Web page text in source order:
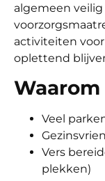
algemeen
activiteiten
oplettend
Veel
Vers
plekken)